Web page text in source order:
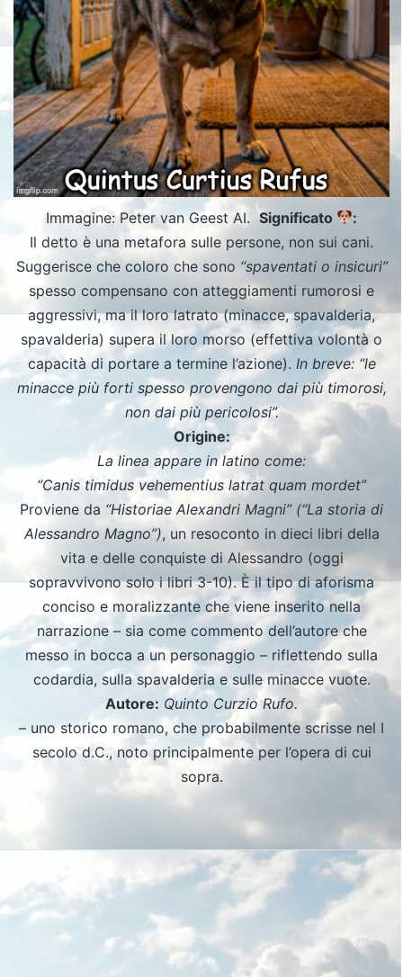
Immagine: Peter van Geest AI.Significato
:
Il detto è una metafora sulle persone, non sui cani.
Suggerisce che coloro che sono “spaventati o insicuri”
spesso compensano con atteggiamenti rumorosi e
aggressivi, ma il loro latrato (minacce, spavalderia,
spavalderia) supera il loro morso (effettiva volontà o
capacità di portare a termine l’azione). In breve: “le
minacce più forti spesso provengono dai più timorosi,
non dai più pericolosi”.
Origine:
La linea appare in latino come:
“Canis timidus vehementius latrat quam mordet”
Proviene da “Historiae Alexandri Magni” (“La storia di
Alessandro Magno”), un resoconto in dieci libri della
vita e delle conquiste di Alessandro (oggi
sopravvivono solo i libri 3-10). È il tipo di aforisma
conciso e moralizzante che viene inserito nella
narrazione – sia come commento dell’autore che
messo in bocca a un personaggio – riflettendo sulla
codardia, sulla spavalderia e sulle minacce vuote.
Autore: Quinto Curzio Rufo.
– uno storico romano, che probabilmente scrisse nel I
secolo d.C., noto principalmente per l’opera di cui
sopra.